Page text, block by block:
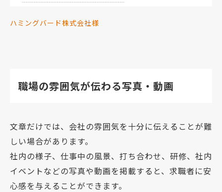
ハミングバード株式会社様
職場の雰囲気が伝わる写真・動画
文章だけでは、会社の雰囲気を十分に伝えることが難
しい場合があります。
社内の様子、仕事中の風景、打ち合わせ、研修、社内
イベントなどの写真や動画を掲載すると、求職者に安
心感を与えることができます。